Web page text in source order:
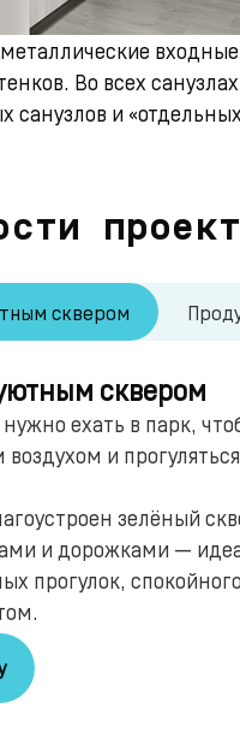
Во всех
санузлов и
сквером
сквером
ехать в парк,
и
зелёный
и дорожками —
прогулок,